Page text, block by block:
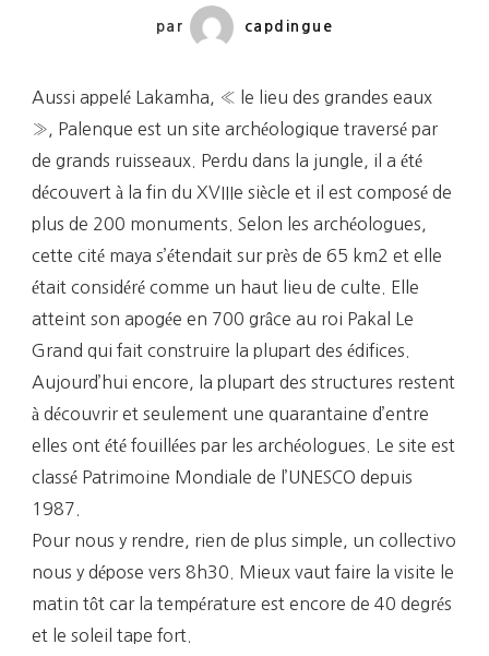
Cité
Roi
Pakal
par capdingue
Aussi appelé Lakamha, « le lieu des grandes eaux
», Palenque est un site archéologique traversé par
de grands ruisseaux. Perdu dans la jungle, il a été
découvert à la fin du XVIIIe siècle et il est composé de
plus de 200 monuments. Selon les archéologues,
cette cité maya s’étendait sur près de 65 km2 et elle
était considéré comme un haut lieu de culte. Elle
atteint son apogée en 700 grâce au roi Pakal Le
Grand qui fait construire la plupart des édifices.
Aujourd’hui encore, la plupart des structures restent
à découvrir et seulement une quarantaine d’entre
elles ont été fouillées par les archéologues. Le site est
classé Patrimoine Mondiale de l’UNESCO depuis
1987.
Pour nous y rendre, rien de plus simple, un collectivo
nous y dépose vers 8h30. Mieux vaut faire la visite le
matin tôt car la température est encore de 40 degrés
et le soleil tape fort.